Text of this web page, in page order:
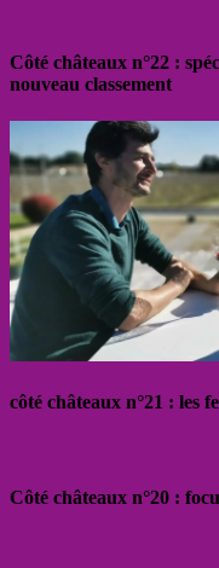
Côté châteaux n°22 :
nouveau classement
côté châteaux n°21 : les
Côté châteaux n°20 :